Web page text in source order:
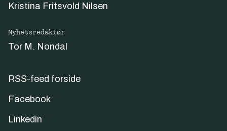
Kristina Fritsvold Nilsen
Nyhetsredaktør
Tor M. Nondal
RSS-feed forside
Facebook
Linkedin